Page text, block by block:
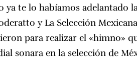
ya te lo habíamos adelantado
y La Selección
para realizar el «himno»
sonara en la selección de